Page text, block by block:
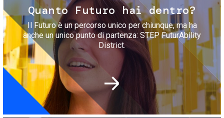
Quanto Futuro hai dentro?
Il Futuro è un percorso unico per chiunque, ma ha
anche un unico punto di partenza: STEP FuturAbility
District.